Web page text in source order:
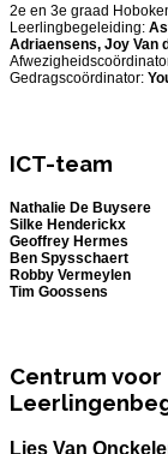
2e en 3e graad
Leerlingbegeleiding:
Adriaensens, Joy Van
Gedragscoördinator:
ICT-team
Nathalie De Buysere
Silke Henderickx
Geoffrey Hermes
Ben Spysschaert
Robby Vermeylen
Tim Goossens
Centrum voor
Lies Van